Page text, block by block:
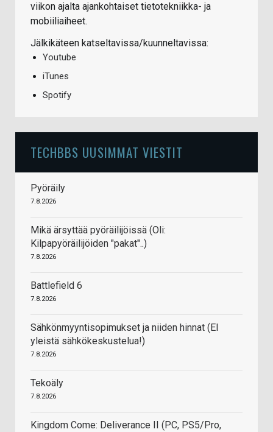
viikon ajalta ajankohtaiset tietotekniikka- ja
mobiiliaiheet.
Jälkikäteen katseltavissa/kuunneltavissa:
Youtube
iTunes
Spotify
TECHBBS UUSIMMAT VIESTIT
Pyöräily
7.8.2026
Mikä ärsyttää pyöräilijöissä (Oli:
Kilpapyöräilijöiden "pakat"..)
7.8.2026
Battlefield 6
7.8.2026
Sähkönmyyntisopimukset ja niiden hinnat (EI
yleistä sähkökeskustelua!)
7.8.2026
Tekoäly
7.8.2026
Kingdom Come: Deliverance II (PC, PS5/Pro,